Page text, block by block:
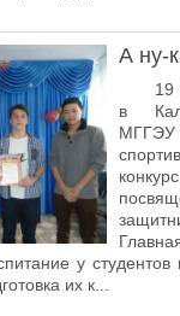
А ну-
19
в
у студентов
их к...